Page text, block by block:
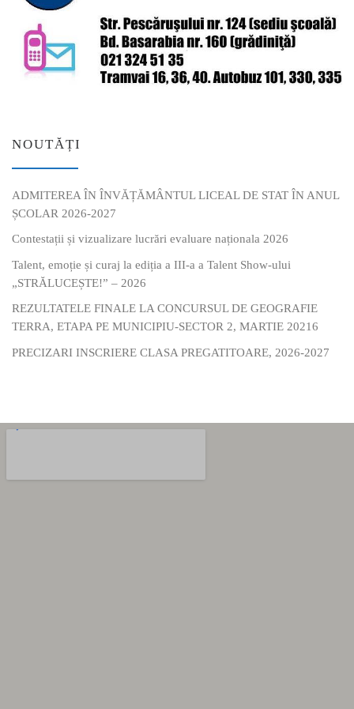
NOUTĂȚI
ADMITEREA ÎN ÎNVĂȚĂMÂNTUL LICEAL DE STAT ÎN ANUL
ȘCOLAR 2026-2027
Contestații și vizualizare lucrări evaluare naționala 2026
Talent, emoție și curaj la ediția a III-a a Talent Show-ului
„STRĂLUCEȘTE!” – 2026
REZULTATELE FINALE LA CONCURSUL DE GEOGRAFIE
TERRA, ETAPA PE MUNICIPIU-SECTOR 2, MARTIE 20216
PRECIZARI INSCRIERE CLASA PREGATITOARE, 2026-2027